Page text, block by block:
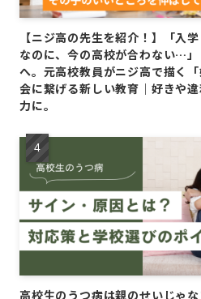
【ニジ高の先生を紹介！】「入
なのに、今の高校が合わない…
へ。元高校教員がニジ高で描く
会に繋げる新しい教育｜好きや
力に。
高校生のうつ病は親のせいじゃ